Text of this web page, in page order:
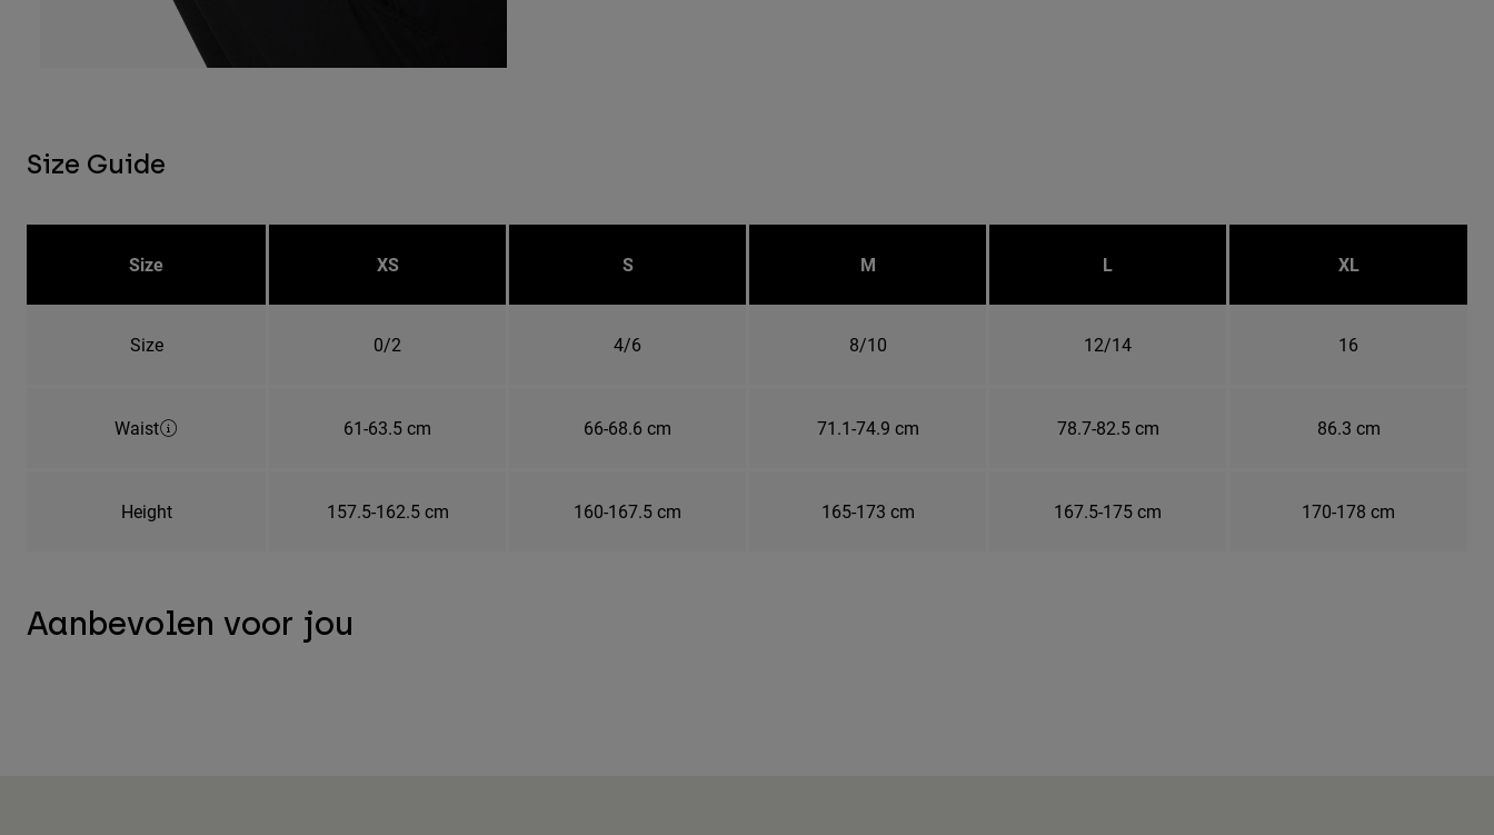
Size Guide
Size XS S M L XL
Size 0/2 4/6 8/10 12/14 16
Waist 61-63.5 cm 66-68.6 cm 71.1-74.9 cm 78.7-82.5 cm 86.3 cm
Height 157.5-162.5 cm 160-167.5 cm 165-173 cm 167.5-175 cm 170-178 cm
Aanbevolen voor jou